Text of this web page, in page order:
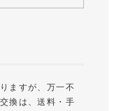
ますが、万一不
換は、送料・手